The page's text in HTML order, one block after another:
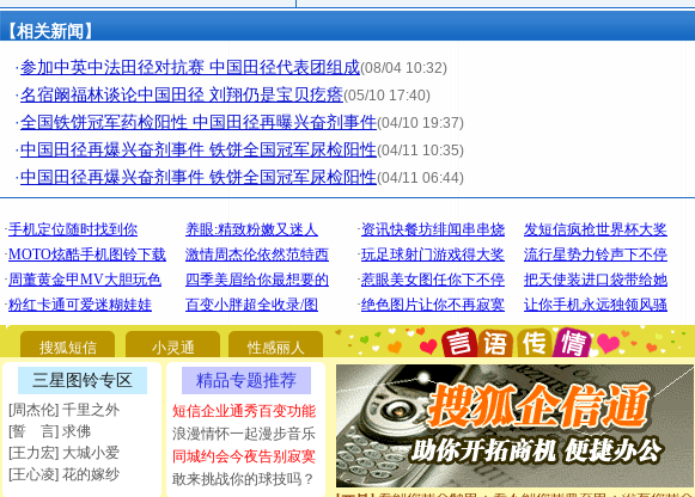
【相关新闻】
·参加中英中法田径对抗赛 中国田径代表团组成(08/04 10:32)
·名宿阚福林谈论中国田径 刘翔仍是宝贝疙瘩(05/10 17:40)
·全国铁饼冠军药检阳性 中国田径再曝兴奋剂事件(04/10 19:37)
·中国田径再爆兴奋剂事件 铁饼全国冠军尿检阳性(04/11 10:35)
·中国田径再爆兴奋剂事件 铁饼全国冠军尿检阳性(04/11 06:44)
搜狐短信 小灵通 性感丽人
三星图铃专区
[周杰伦] 千里之外
[誓 言] 求佛
[王力宏] 大城小爱
[王心凌] 花的嫁纱
精品专题推荐
短信企业通秀百变功能
浪漫情怀一起漫步音乐
同城约会今夜告别寂寞
敢来挑战你的球技吗？
你太多，只有给你五千万：千万快乐！千万要健康！千万
要平安！千万要知足！千万不要忘记我！
[圣诞节]不只这样的日子才会想起你,而是这样的日子才
能正大光明地骚扰你,告诉你,圣诞要快乐!新年要快乐!天天
都要快乐噢!
[圣诞节]奉上一颗祝福的心,在这个特别的日子里,愿幸福,
如意,快乐,鲜花,一切美好的祝愿与你同在.圣诞快乐!
[元旦]看到你我会触电；看不到你我要充电；没有你我会